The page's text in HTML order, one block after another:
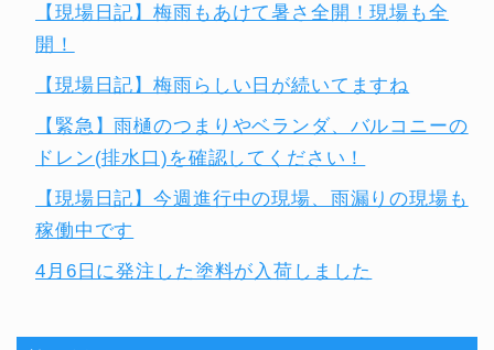
【現場日記】梅雨もあけて暑さ全開！現場も全
開！
【現場日記】梅雨らしい日が続いてますね
【緊急】雨樋のつまりやベランダ、バルコニーの
ドレン(排水口)を確認してください！
【現場日記】今週進行中の現場、雨漏りの現場も
稼働中です
4月6日に発注した塗料が入荷しました